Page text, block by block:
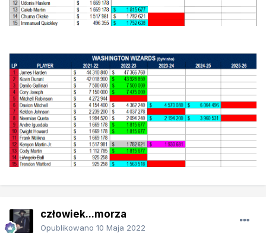
człowiek...morza
Opublikowano 10 Maja 2022